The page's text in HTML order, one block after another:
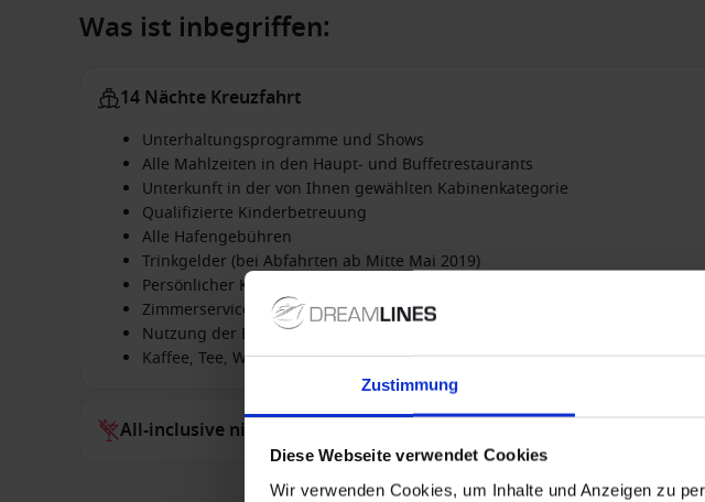
Zustimmung
Diese Webseite verwendet Cookies
Wir verwenden Cookies, um Inhalte und Anzeigen zu
Was ist inbegriffen:
14 Nächte Kreuzfahrt
Unterhaltungsprogramme und Shows
Alle Mahlzeiten in den Haupt- und Buffetrestaurants
Unterkunft in der von Ihnen gewählten Kabinenkategorie
Qualifizierte Kinderbetreuung
Alle Hafengebühren
Trinkgelder (bei Abfahrten ab Mitte Mai 2019)
Persönlicher Kabinenservice
Zimmerservice
Nutzung der Bordeinrichtung, wie Swimming Pool, Whirlpool, Sauna und
Kaffee, Tee, Wasser und Säfte in den Buffetrestaurants
All-inclusive nicht inbegriffen